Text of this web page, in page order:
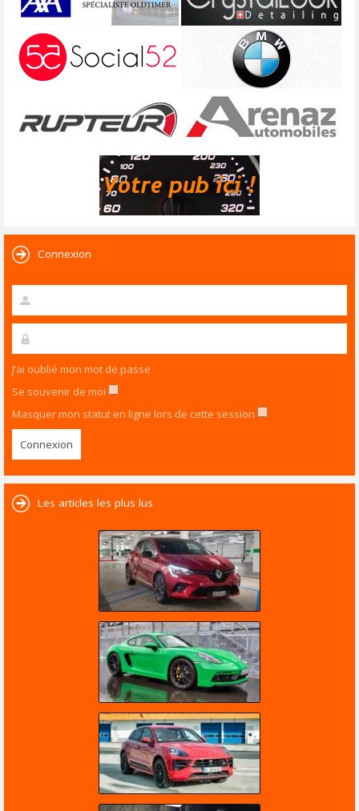
Connexion
J’ai oublié mon mot de passe
Se souvenir de moi
Masquer mon statut en ligne lors de cette session
Les articles les plus lus